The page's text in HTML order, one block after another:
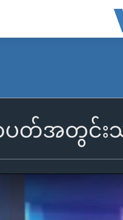
တ်အတွင်းသ